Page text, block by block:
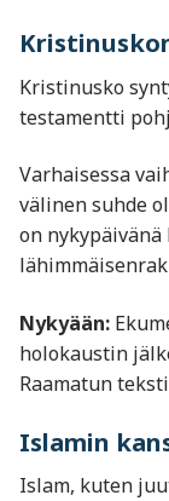
Kristinusko
testamentti
Varhaisessa
välinen suhde
on
Nykyään:
holokaustin
Raamatun
Islamin
Islam, kuten